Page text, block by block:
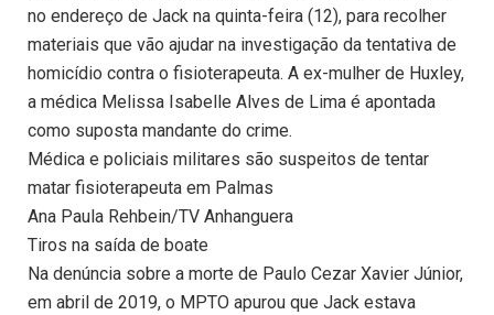
no endereço de Jack na quinta-feira (12), para recolher
materiais que vão ajudar na investigação da tentativa de
homicídio contra o fisioterapeuta. A ex-mulher de Huxley,
a médica Melissa Isabelle Alves de Lima é apontada
como suposta mandante do crime.
Médica e policiais militares são suspeitos de tentar
matar fisioterapeuta em Palmas
Ana Paula Rehbein/TV Anhanguera
Tiros na saída de boate
Na denúncia sobre a morte de Paulo Cezar Xavier Júnior,
em abril de 2019, o MPTO apurou que Jack estava